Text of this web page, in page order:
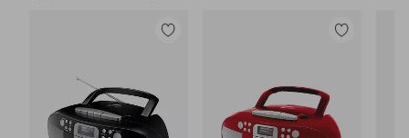
Lägg
Lägg